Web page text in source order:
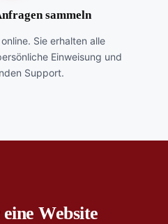
sammeln
Sie erhalten alle
Einweisung und
Support.
Website